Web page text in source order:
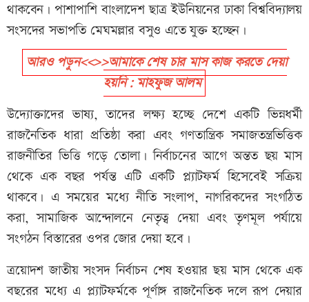
থাকবেন। পাশাপাশি বাংলাদেশ ছাত্র ইউনিয়নের ঢাকা বিশ্ববিদ্যালয়
সংসদের সভাপতি মেঘমল্লার বসুও এতে যুক্ত হচ্ছেন।
আরও পড়ুন<<>>আমাকে শেষ চার মাস কাজ করতে দেয়া
হয়নি: মাহফুজ আলম
উদ্যোক্তাদের ভাষ্য, তাদের লক্ষ্য হচ্ছে দেশে একটি ভিন্নধর্মী
রাজনৈতিক ধারা প্রতিষ্ঠা করা এবং গণতান্ত্রিক সমাজতন্ত্রভিত্তিক
রাজনীতির ভিত্তি গড়ে তোলা। নির্বাচনের আগে অন্তত ছয় মাস
থেকে এক বছর পর্যন্ত এটি একটি প্ল্যাটফর্ম হিসেবেই সক্রিয়
থাকবে। এ সময়ের মধ্যে নীতি সংলাপ, নাগরিকদের সংগঠিত
করা, সামাজিক আন্দোলনে নেতৃত্ব দেয়া এবং তৃণমূল পর্যায়ে
সংগঠন বিস্তারের ওপর জোর দেয়া হবে।
ত্রয়োদশ জাতীয় সংসদ নির্বাচন শেষ হওয়ার ছয় মাস থেকে এক
বছরের মধ্যে এ প্ল্যাটফর্মকে পূর্ণাঙ্গ রাজনৈতিক দলে রূপ দেয়ার